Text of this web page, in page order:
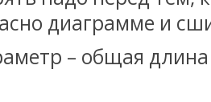
диаграмме и
– общая длина